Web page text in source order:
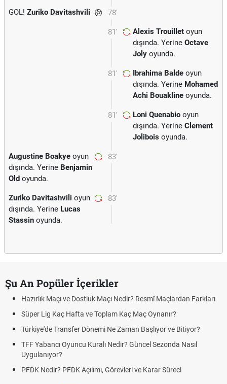
78'
GOL! Zuriko Davitashvili
81' Alexis Trouillet oyun
dışında. Yerine Octave
Joly oyunda.
81' Ibrahima Balde oyun
dışında. Yerine Mohamed
Achi Bouakline oyunda.
81' Loni Quenabio oyun
dışında. Yerine Clement
Jolibois oyunda.
83'
Augustine Boakye oyun
dışında. Yerine Benjamin
Old oyunda.
83'
Zuriko Davitashvili oyun
dışında. Yerine Lucas
Stassin oyunda.
Şu An Popüler İçerikler
Hazırlık Maçı ve Dostluk Maçı Nedir? Resmî Maçlardan Farkları
Süper Lig Kaç Hafta ve Toplam Kaç Maç Oynanır?
Türkiye'de Transfer Dönemi Ne Zaman Başlıyor ve Bitiyor?
TFF Yabancı Oyuncu Kuralı Nedir? Güncel Sezonda Nasıl
Uygulanıyor?
PFDK Nedir? PFDK Açılımı, Görevleri ve Karar Süreci